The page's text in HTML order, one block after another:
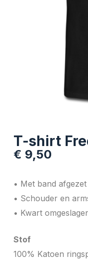
T-shirt
€ 9,50
• Met band
• Schouder en
• Kwart
Stof
100% Katoen